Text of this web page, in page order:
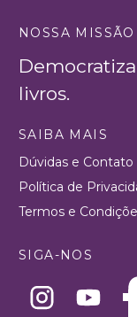
NOSSA MISSÃO
livros.
SAIBA MAIS
Dúvidas e Contato
Política de
Termos e
SIGA-NOS